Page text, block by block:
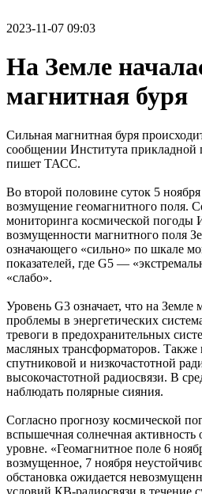
2023-11-07 09:03
На Земле
магнитная буря
Сильная магнитная буря
сообщении Института
пишет ТАСС.
Во второй половине суток 5 ноября
возмущение геомагнитного поля.
мониторинга космической погоды
возмущенности магнитного поля
означающего «сильно» по шкале
показателей, где G5 —
«слабо».
Уровень G3 означает, что на Земле
проблемы в энергетических
тревоги в предохранительных
масляных трансформаторов. Также
спутниковой и низкочастотной
высокочастотной радиосвязи. В
наблюдать полярные сияния.
Согласно прогнозу космической
вспышечная солнечная
уровне. «Геомагнитное поле 6
возмущенное, 7 ноября
обстановка ожидается
условий КВ-радиосвязи в течение